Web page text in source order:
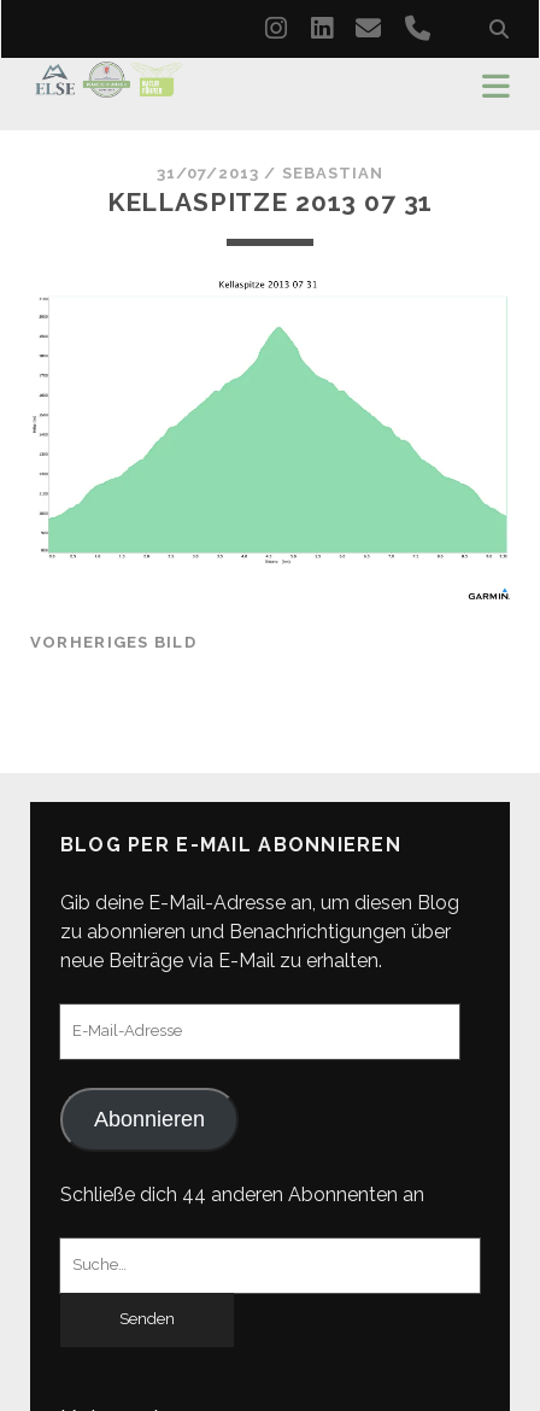
instagram
linkedin
emailphone
31/07/2013 / SEBASTIAN
KELLASPITZE 2013 07 31
VORHERIGES BILD
BLOG PER E-MAIL ABONNIEREN
Gib deine E-Mail-Adresse an, um diesen Blog
zu abonnieren und Benachrichtigungen über
neue Beiträge via E-Mail zu erhalten.
Abonnieren
Schließe dich 44 anderen Abonnenten an